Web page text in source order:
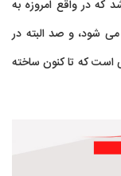
که در واقع امروزه به
شود، و صد البته در
است که تا کنون ساخته